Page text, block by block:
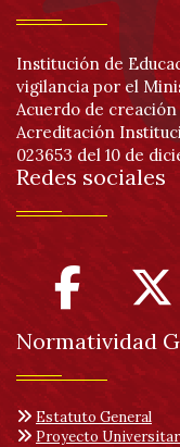
Institución de
vigilancia por el
Acuerdo de creación
Acreditación
023653 del 10 de
Redes sociales
Normatividad
Estatuto General
Proyecto